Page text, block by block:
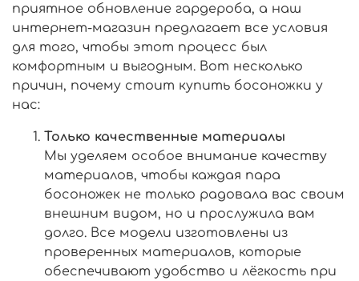
приятное обновление гардероба, а наш
интернет-магазин предлагает все условия
для того, чтобы этот процесс был
комфортным и выгодным. Вот несколько
причин, почему стоит купить босоножки у
нас:
Только качественные материалы
Мы уделяем особое внимание качеству
материалов, чтобы каждая пара
босоножек не только радовала вас своим
внешним видом, но и прослужила вам
долго. Все модели изготовлены из
проверенных материалов, которые
обеспечивают удобство и лёгкость при